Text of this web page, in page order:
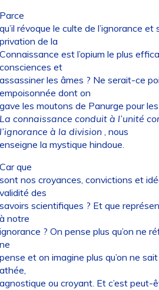
révoque le culte de l’ignorance
de la
est l’opium le plus
et
les âmes ? Ne serait-ce
dont on
les moutons de Panurge pour
connaissance conduit à l’unité
à la division, nous
la mystique hindoue.
que
nos croyances, convictions et
des
scientifiques ? Et que
notre
? On pense plus qu’on ne
et on imagine plus qu’on ne
ou croyant. Et c’est peut-